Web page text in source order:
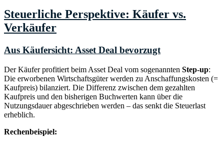
Steuerliche Perspektive: Käufer vs.
Verkäufer
Aus Käufersicht: Asset Deal bevorzugt
Der Käufer profitiert beim Asset Deal vom sogenannten Step-up:
Die erworbenen Wirtschaftsgüter werden zu Anschaffungskosten (=
Kaufpreis) bilanziert. Die Differenz zwischen dem gezahlten
Kaufpreis und den bisherigen Buchwerten kann über die
Nutzungsdauer abgeschrieben werden – das senkt die Steuerlast
erheblich.
Rechenbeispiel: